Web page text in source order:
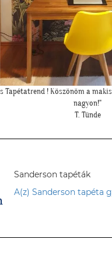
"Felkerültek a tapéták az
H. Anita
Sanderson tapéták
A(z) Sanderson tapéta